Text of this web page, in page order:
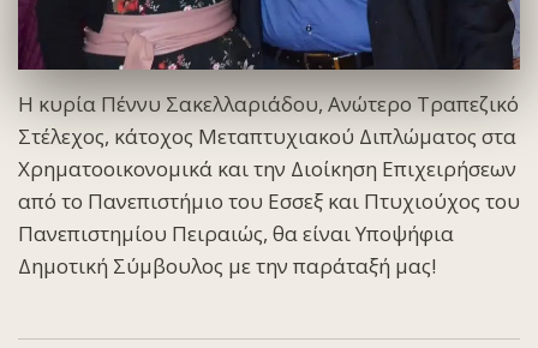
Η κυρία Πέννυ Σακελλαριάδου, Ανώτερο Τραπεζικό
Στέλεχος, κάτοχος Μεταπτυχιακού Διπλώματος στα
Χρηματοοικονομικά και την Διοίκηση Επιχειρήσεων
από το Πανεπιστήμιο του Εσσεξ και Πτυχιούχος του
Πανεπιστημίου Πειραιώς, θα είναι Υποψήφια
Δημοτική Σύμβουλος με την παράταξή μας!